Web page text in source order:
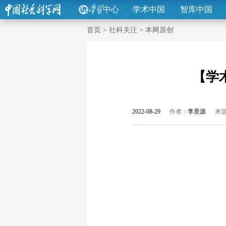
中心 学术中国 智库中国
首页 > 社科关注 > 本网原创
【
2022-08-29 作者： 李景源 来